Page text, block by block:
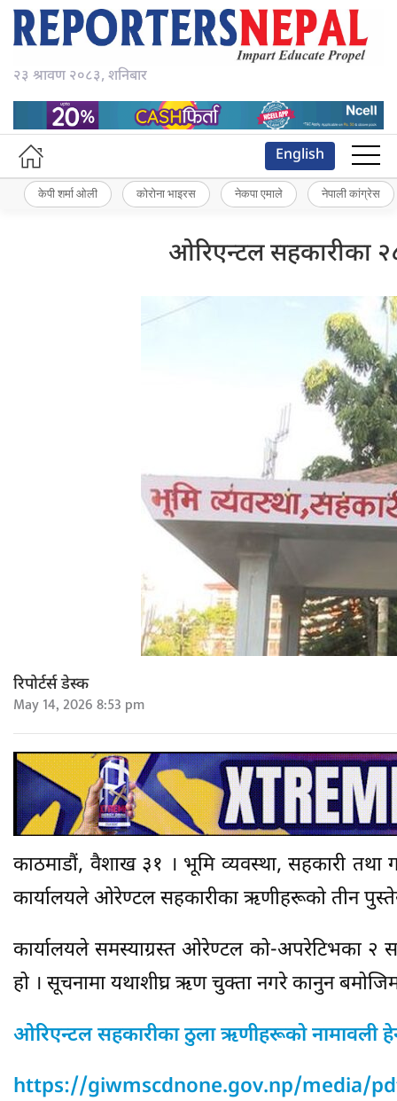
२३ श्रावण २०८३, शनिबार
English
केपी शर्मा ओली कोरोना भाइरस नेकपा एमाले नेपाली कांग्रेस
ओरिएन्टल सहकारीका
रिपोर्टर्स डेस्क
May 14, 2026 8:53 pm
काठमाडौं, वैशाख ३१ । भूमि व्यवस्था, सहकारी तथा
कार्यालयले ओरेण्टल सहकारीका ऋणीहरूको तीन
कार्यालयले समस्याग्रस्त ओरेण्टल को-अपरेटिभका २
हो । सूचनामा यथाशीघ्र ऋण चुक्ता नगरे कानुन
ओरिएन्टल सहकारीका ठुला ऋणीहरूको नामावली
https://giwmscdnone.gov.np/media/